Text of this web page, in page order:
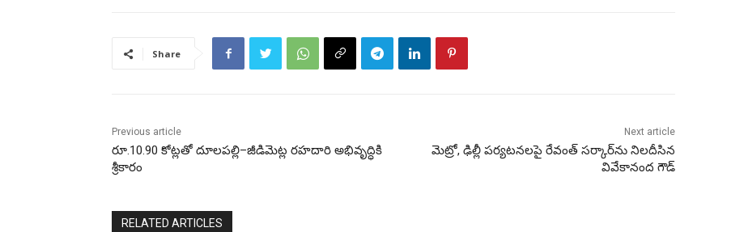
Share
Previous article
రూ.10.90 కోట్లతో దూలపల్లి–జీడిమెట్ల రహదారి అభివృద్ధికి
శ్రీకారం
Next article
మెట్రో, ఢిల్లీ పర్యటనలపై రేవంత్ సర్కార్‌ను నిలదీసిన
వివేకానంద గౌడ్
RELATED ARTICLES